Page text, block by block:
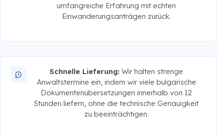
umfangreiche Erfahrung mit echten
Einwanderungsanträgen zurück.
Schnelle Lieferung: Wir halten strenge
Anwaltstermine ein, indem wir viele bulgarische
Dokumentenübersetzungen innerhalb von 12
Stunden liefern, ohne die technische Genauigkeit
zu beeinträchtigen.